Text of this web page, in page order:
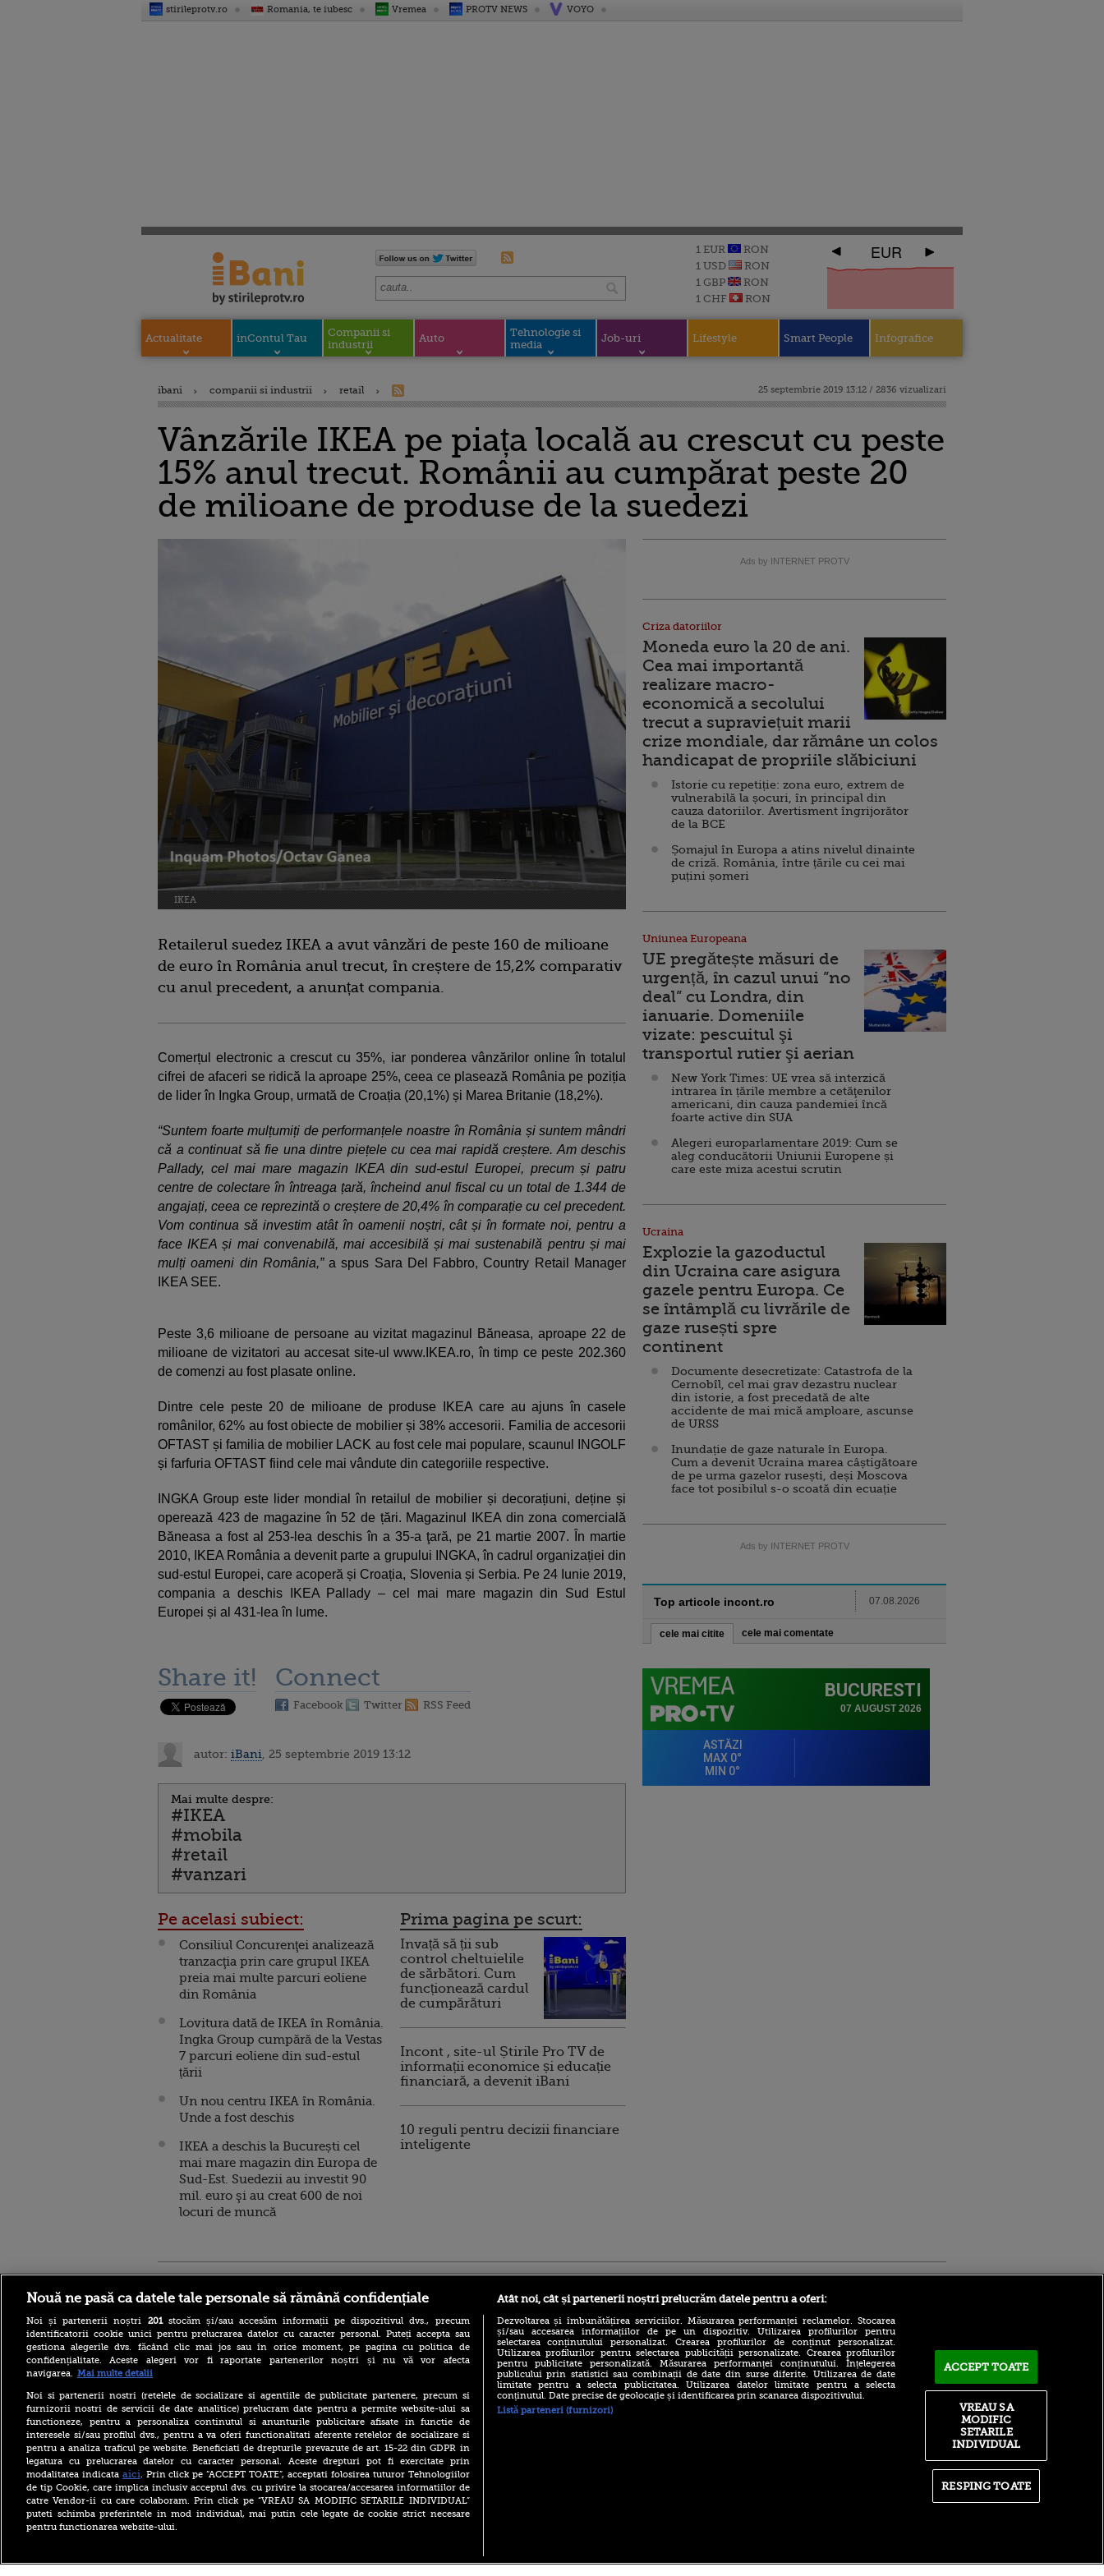
stirileprotv.ro Romania, te iubesc Vremea PROTV NEWS VOYO
1 EUR
RON
1 USD
RON
1 GBP
RON
1 CHF
RON
EUR
Actualitate inContul Tau
Companii si
industrii
Auto
Tehnologie si
media
Job-uri Lifestyle Smart People Infografice
ibani companii si industrii retail 25 septembrie 2019 13:12 / 2836 vizualizari
Vânzările IKEA pe piața locală au crescut cu peste
15% anul trecut. Românii au cumpărat peste 20
de milioane de produse de la suedezi
IKEA
Retailerul suedez IKEA a avut vânzări de peste 160 de milioane
de euro în România anul trecut, în creștere de 15,2% comparativ
cu anul precedent, a anunțat compania.
Comerțul electronic a crescut cu 35%, iar ponderea vânzărilor online în totalul
cifrei de afaceri se ridică la aproape 25%, ceea ce plasează România pe poziția
de lider în Ingka Group, urmată de Croația (20,1%) și Marea Britanie (18,2%).
“Suntem foarte mulțumiți de performanțele noastre în România și suntem mândri
că a continuat să fie una dintre piețele cu cea mai rapidă creștere. Am deschis
Pallady, cel mai mare magazin IKEA din sud-estul Europei, precum și patru
centre de colectare în întreaga țară, încheind anul fiscal cu un total de 1.344 de
angajați, ceea ce reprezintă o creștere de 20,4% în comparație cu cel precedent.
Vom continua să investim atât în oamenii noștri, cât și în formate noi, pentru a
face IKEA și mai convenabilă, mai accesibilă și mai sustenabilă pentru și mai
mulți oameni din România,”a spus Sara Del Fabbro, Country Retail Manager
IKEA SEE.
Peste 3,6 milioane de persoane au vizitat magazinul Băneasa, aproape 22 de
milioane de vizitatori au accesat site-ul www.IKEA.ro, în timp ce peste 202.360
de comenzi au fost plasate online.
Dintre cele peste 20 de milioane de produse IKEA care au ajuns în casele
românilor, 62% au fost obiecte de mobilier și 38% accesorii. Familia de accesorii
OFTAST și familia de mobilier LACK au fost cele mai populare, scaunul INGOLF
și farfuria OFTAST fiind cele mai vândute din categoriile respective.
INGKA Group este lider mondial în retailul de mobilier și decorațiuni, deține și
operează 423 de magazine în 52 de țări. Magazinul IKEA din zona comercială
Băneasa a fost al 253-lea deschis în a 35-a ţară, pe 21 martie 2007. În martie
2010, IKEA România a devenit parte a grupului INGKA, în cadrul organizației din
sud-estul Europei, care acoperă și Croația, Slovenia și Serbia. Pe 24 Iunie 2019,
compania a deschis IKEA Pallady – cel mai mare magazin din Sud Estul
Europei și al 431-lea în lume.
Share it! Connect
Facebook Twitter RSS Feed
autor: iBani , 25 septembrie 2019 13:12
Mai multe despre:
#IKEA
#mobila
#retail
#vanzari
Pe acelasi subiect:
Consiliul Concurenţei analizează
tranzacţia prin care grupul IKEA
preia mai multe parcuri eoliene
din România
Lovitura dată de IKEA în România.
Ingka Group cumpără de la Vestas
7 parcuri eoliene din sud-estul
țării
Un nou centru IKEA în România.
Unde a fost deschis
IKEA a deschis la București cel
mai mare magazin din Europa de
Sud-Est. Suedezii au investit 90
mil. euro şi au creat 600 de noi
locuri de muncă
Prima pagina pe scurt:
Invață să ții sub
control cheltuielile
de sărbători. Cum
funcționează cardul
de cumpărături
Incont , site-ul Știrile Pro TV de
informații economice și educație
financiară, a devenit iBani
10 reguli pentru decizii financiare
inteligente
Ads by INTERNET PROTV
Criza datoriilor
Moneda euro la 20 de ani.
Cea mai importantă
realizare macro-
economică a secolului
trecut a supraviețuit marii
crize mondiale, dar rămâne un colos
handicapat de propriile slăbiciuni
Istorie cu repetiție: zona euro, extrem de
vulnerabilă la șocuri, în principal din
cauza datoriilor. Avertisment îngrijorător
de la BCE
Șomajul în Europa a atins nivelul dinainte
de criză. România, între țările cu cei mai
puțini șomeri
Uniunea Europeana
UE pregătește măsuri de
urgență, în cazul unui ”no
deal” cu Londra, din
ianuarie. Domeniile
vizate: pescuitul şi
transportul rutier şi aerian
New York Times: UE vrea să interzică
intrarea în țările membre a cetăţenilor
americani, din cauza pandemiei încă
foarte active din SUA
Alegeri europarlamentare 2019: Cum se
aleg conducătorii Uniunii Europene și
care este miza acestui scrutin
Ucraina
Explozie la gazoductul
din Ucraina care asigura
gazele pentru Europa. Ce
se întâmplă cu livrările de
gaze rusești spre
continent
Documente desecretizate: Catastrofa de la
Cernobîl, cel mai grav dezastru nuclear
din istorie, a fost precedată de alte
accidente de mai mică amploare, ascunse
de URSS
Inundație de gaze naturale în Europa.
Cum a devenit Ucraina marea câștigătoare
de pe urma gazelor rusești, deși Moscova
face tot posibilul s-o scoată din ecuație
Ads by INTERNET PROTV
Top articole incont.ro 07.08.2026
cele mai citite cele mai comentate
Nivelul scăzut al Dunării a
scos la iveală fundațiile
unui pod roman vechi de
aproape 1.700 de ani. FOTO
Bacteria care „mănâncă”
țesuturile a provocat
moartea a cinci persoane în
acest an, anunță autoritățile
Bolojan, înaintea ratingului
de țară Moody’s: Am fost
cinstiți cu românii, am
(P) Descoperă Lumea
Evenimentelor din România
Robert Niță și Cristi Pulhac,
invitații lui Cristi Pintea, de
în top 20 WTA, la 36 de ani:
Nouă ne pasă ca datele tale personale să rămână confidențiale
Noi și partenerii noștri 201stocăm și/sau accesăm informații pe dispozitivul dvs., precum
identificatorii cookie unici pentru prelucrarea datelor cu caracter personal. Puteți accepta sau
gestiona alegerile dvs. făcând clic mai jos sau în orice moment, pe pagina cu politica de
confidențialitate. Aceste alegeri vor fi raportate partenerilor noștri și nu vă vor afecta
navigarea. Mai multe detalii
Noi si partenerii nostri (retelele de socializare si agentiile de publicitate partenere, precum si
furnizorii nostri de servicii de date analitice) prelucram date pentru a permite website-ului sa
functioneze, pentru a personaliza continutul si anunturile publicitare afisate in functie de
interesele si/sau profilul dvs., pentru a va oferi functionalitati aferente retelelor de socializare si
pentru a analiza traficul pe website. Beneficiati de drepturile prevazute de art. 15-22 din GDPR in
legatura cu prelucrarea datelor cu caracter personal. Aceste drepturi pot fi exercitate prin
modalitatea indicata aici. Prin click pe “ACCEPT TOATE”, acceptati folosirea tuturor Tehnologiilor
de tip Cookie, care implica inclusiv acceptul dvs. cu privire la stocarea/accesarea informatiilor de
catre Vendor-ii cu care colaboram. Prin click pe “VREAU SA MODIFIC SETARILE INDIVIDUAL”
puteti schimba preferintele in mod individual, mai putin cele legate de cookie strict necesare
pentru functionarea website-ului.
Atât noi, cât și partenerii noștri prelucrăm datele pentru a oferi:
Dezvoltarea și îmbunătățirea serviciilor. Măsurarea performanței reclamelor. Stocarea
și/sau accesarea informațiilor de pe un dispozitiv. Utilizarea profilurilor pentru
selectarea conținutului personalizat. Crearea profilurilor de conținut personalizat.
Utilizarea profilurilor pentru selectarea publicității personalizate. Crearea profilurilor
pentru publicitate personalizată. Măsurarea performanței conținutului. Înțelegerea
publicului prin statistici sau combinații de date din surse diferite. Utilizarea de date
limitate pentru a selecta publicitatea. Utilizarea datelor limitate pentru a selecta
conținutul. Date precise de geolocație și identificarea prin scanarea dispozitivului.
Listă parteneri (furnizori)
ACCEPT TOATE
RESPING TOATE
VREAU SA
MODIFIC
SETARILE
INDIVIDUAL